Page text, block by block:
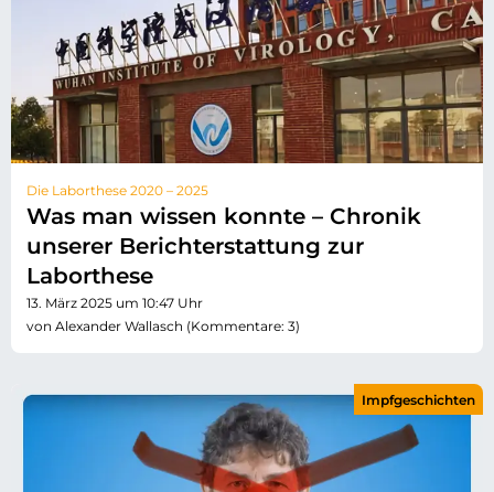
Die Laborthese 2020 – 2025
Was man wissen konnte – Chronik
unserer Berichterstattung zur
Laborthese
13. März 2025 um 10:47 Uhr
von Alexander Wallasch (Kommentare: 3)
Impfgeschichten